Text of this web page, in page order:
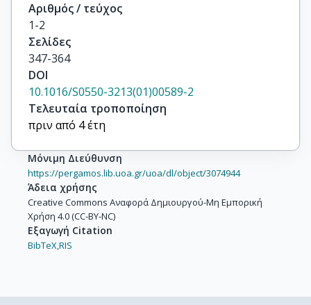
Αριθμός / τεύχος
1-2
Σελίδες
347-364
DOI
10.1016/S0550-3213(01)00589-2
Τελευταία τροποποίηση
πριν από 4 έτη
Μόνιμη Διεύθυνση
https://pergamos.lib.uoa.gr/uoa/dl/object/3074944
Άδεια χρήσης
Creative Commons Αναφορά Δημιουργού-Μη Εμπορική
Χρήση 4.0 (CC-BY-NC)
Εξαγωγή Citation
BibTeX,RIS